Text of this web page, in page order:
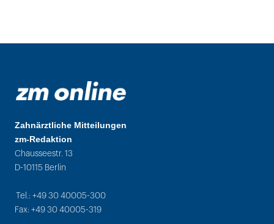
Zahnärztliche Mitteilungen
zm-Redaktion
Chausseestr. 13
D-10115 Berlin
Tel.: +49 30 40005-300
Fax: +49 30 40005-319